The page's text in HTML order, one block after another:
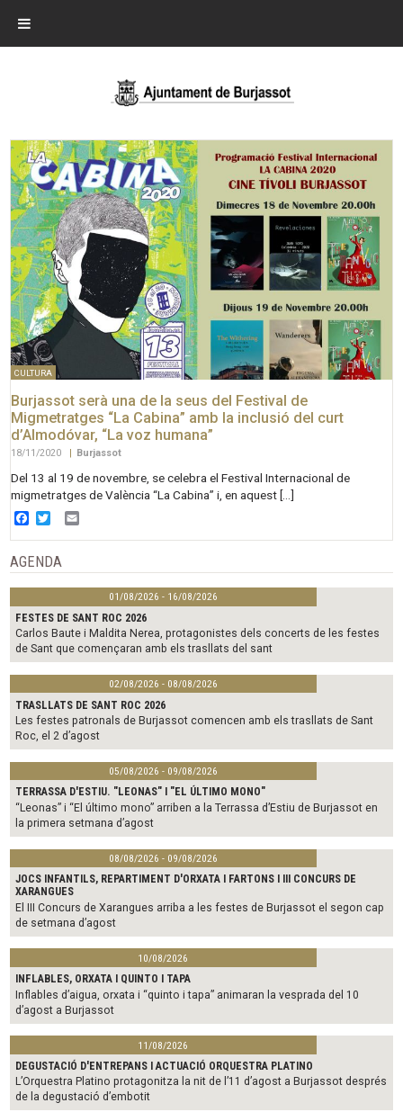
CULTURA
Burjassot serà una de la seus del Festival de
Migmetratges “La Cabina” amb la inclusió del curt
d’Almodóvar, “La voz humana”
18/11/2020 Burjassot
Del 13 al 19 de novembre, se celebra el Festival Internacional de
migmetratges de València “La Cabina” i, en aquest […]
Facebook
Twitter
AGENDA
01/08/2026 - 16/08/2026
FESTES DE SANT ROC 2026
Carlos Baute i Maldita Nerea, protagonistes dels concerts de les festes
de Sant que començaran amb els trasllats del sant
02/08/2026 - 08/08/2026
TRASLLATS DE SANT ROC 2026
Les festes patronals de Burjassot comencen amb els trasllats de Sant
Roc, el 2 d’agost
05/08/2026 - 09/08/2026
TERRASSA D'ESTIU. "LEONAS" I "EL ÚLTIMO MONO"
“Leonas” i “El último mono” arriben a la Terrassa d’Estiu de Burjassot en
la primera setmana d’agost
08/08/2026 - 09/08/2026
JOCS INFANTILS, REPARTIMENT D'ORXATA I FARTONS I III CONCURS DE
XARANGUES
El III Concurs de Xarangues arriba a les festes de Burjassot el segon cap
de setmana d’agost
10/08/2026
INFLABLES, ORXATA I QUINTO I TAPA
Inflables d’aigua, orxata i “quinto i tapa” animaran la vesprada del 10
d’agost a Burjassot
11/08/2026
DEGUSTACIÓ D'ENTREPANS I ACTUACIÓ ORQUESTRA PLATINO
L’Orquestra Platino protagonitza la nit de l’11 d’agost a Burjassot després
de la degustació d’embotit